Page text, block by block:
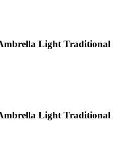
Light Traditional
Light Traditional